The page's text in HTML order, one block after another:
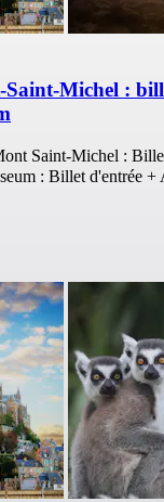
Michel :
Saint-Michel :
: Billet d'entrée +